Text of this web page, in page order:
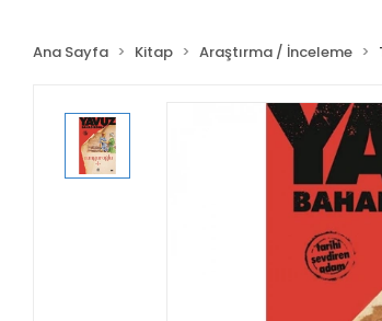
Ana Sayfa Kitap Araştırma / İnceleme